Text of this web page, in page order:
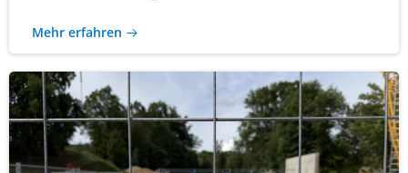
Mehr erfahren